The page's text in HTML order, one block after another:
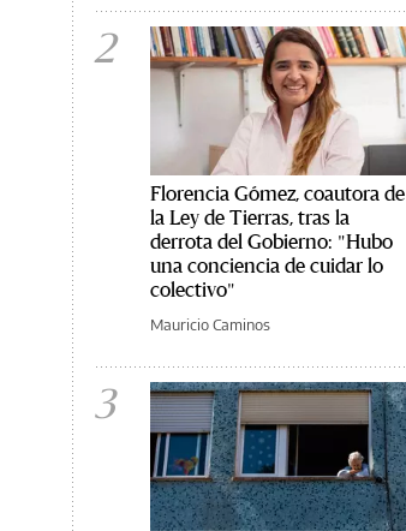
2
Florencia Gómez, coautora de
la Ley de Tierras, tras la
derrota del Gobierno: "Hubo
una conciencia de cuidar lo
colectivo"
Mauricio Caminos
3